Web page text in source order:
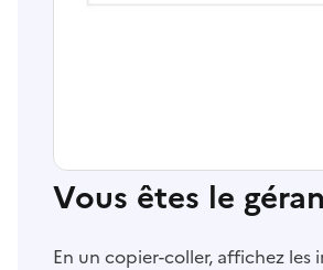
Vous êtes le
En un copier-coller, affichez